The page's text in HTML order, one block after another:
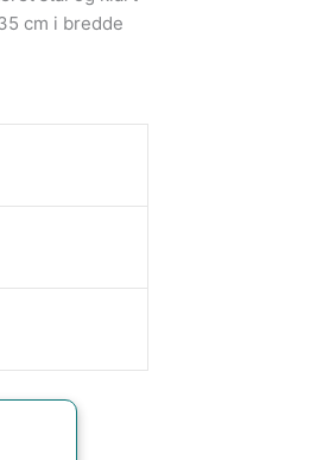
cm i bredde